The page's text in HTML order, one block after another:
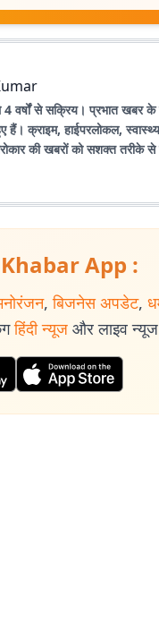
4 वर्षों से सक्रिय। प्रभात खबर
क्राइम, हाईपरलोकल,
की खबरों को सशक्त तरीके
App :
, बिजनेस अपडेट,
हिंदी न्यूज और लाइव